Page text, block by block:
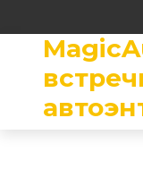
content